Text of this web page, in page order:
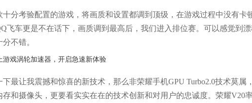
分考验配置的游戏，将画质和设置都调到顶级，在游戏过程中没有卡
飞车更是不在话下，画质调到最高后，我们进入排位赛。可以感觉到
不错。
最让我震撼和惊喜的新技术，那么非荣耀手机GPU Turbo2.0技术莫属
和摄像头，更要看实实在在的技术创新和对用户的忠诚度。荣耀V20